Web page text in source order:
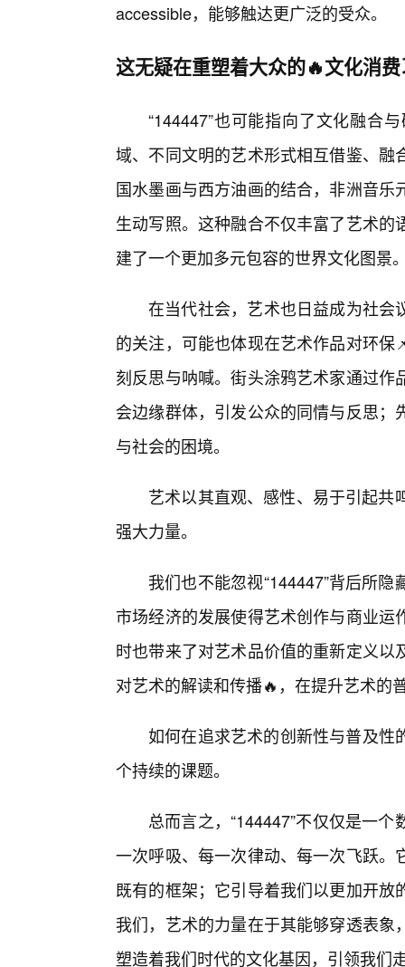
accessible，能够触达更广泛的受众。
这无疑在重塑着大众的🔥文化消
“144447”也可能指向了文化融合
域、不同文明的艺术形式相互借鉴、
国水墨画与西方油画的结合，非洲音
生动写照。这种融合不仅丰富了艺术
建了一个更加多元包容的世界文化图景
在当代社会，艺术也日益成为社会
的关注，可能也体现在艺术作品对环
刻反思与呐喊。街头涂鸦艺术家通过
会边缘群体，引发公众的同情与反思
与社会的困境。
艺术以其直观、感性、易于引起
强大力量。
我们也不能忽视“144447”背后所
市场经济的发展使得艺术创作与商业
时也带来了对艺术品价值的重新定义
对艺术的解读和传播🔥，在提升艺术的
如何在追求艺术的创新性与普及性
个持续的课题。
总而言之，“144447”不仅仅是一
一次呼吸、每一次律动、每一次飞跃
既有的框架；它引导着我们以更加开
我们，艺术的力量在于其能够穿透表
塑造着我们时代的文化基因，引领我们